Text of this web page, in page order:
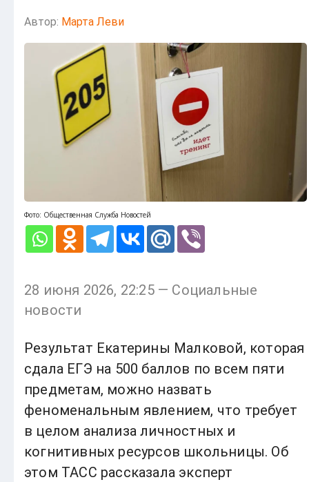
Автор: Марта Леви
Фото: Общественная Служба Новостей
28 июня 2026, 22:25 — Социальные
новости
Результат Екатерины Малковой, которая
сдала ЕГЭ на 500 баллов по всем пяти
предметам, можно назвать
феноменальным явлением, что требует
в целом анализа личностных и
когнитивных ресурсов школьницы. Об
этом ТАСС рассказала эксперт